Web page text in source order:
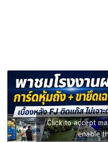
Click to accept
enable